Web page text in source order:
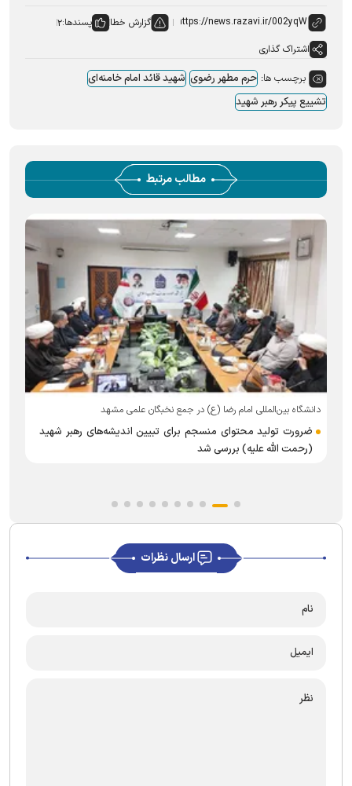
گزارش خطا پسندها:۲
اشتراک گذاری
برچسب ها: حرم مطهر رضوی شهید قائد امام خامنه‌ای
تشییع پیکر رهبر شهید
مطالب مرتبط
دانشگاه بین‌المللی امام رضا (ع) در جمع نخبگان علمی مشهد
ضرورت تولید محتوای منسجم برای تبیین اندیشه‌های رهبر شهید
(رحمت الله علیه) بررسی شد
ارسال نظرات